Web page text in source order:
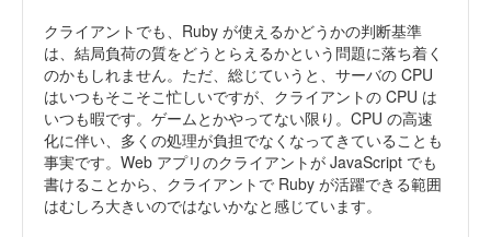
クライアントでも、Ruby が使えるかどうかの判断基準
は、結局負荷の質をどうとらえるかという問題に落ち着く
のかもしれません。ただ、総じていうと、サーバの CPU
はいつもそこそこ忙しいですが、クライアントの CPU は
いつも暇です。ゲームとかやってない限り。CPU の高速
化に伴い、多くの処理が負担でなくなってきていることも
事実です。Web アプリのクライアントが JavaScript でも
書けることから、クライアントで Ruby が活躍できる範囲
はむしろ大きいのではないかなと感じています。